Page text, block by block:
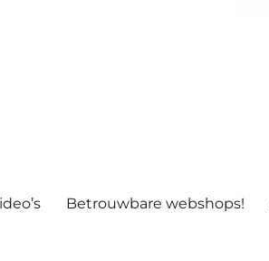
Betrouwbare webshops!